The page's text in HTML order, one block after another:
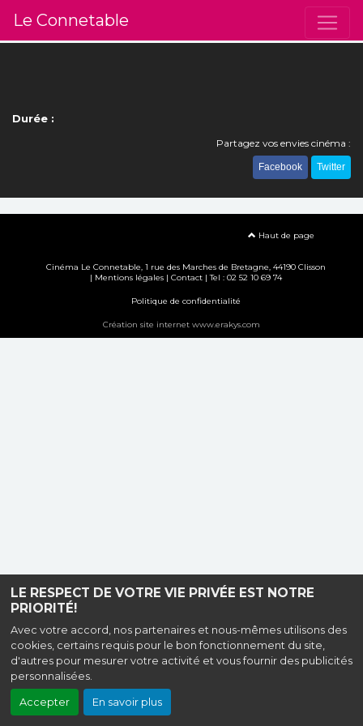
LE RESPECT DE VOTRE VIE PRIVÉE EST NOTRE
PRIORITÉ!
Avec votre accord, nos partenaires et nous-mêmes utilisons des
cookies, certains requis pour le bon fonctionnement du site,
d'autres pour mesurer votre activité et vous fournir des publicités
personnalisées.
Accepter En savoir plus
Le Connetable
Durée :
Partagez vos envies cinéma :
Facebook Twitter
Haut de page
Cinéma Le Connetable, 1 rue des Marches de Bretagne, 44190 Clisson
| Mentions légales| Contact| Tel : 02 52 10 69 74
Politique de confidentialité
Création site internet www.erakys.com